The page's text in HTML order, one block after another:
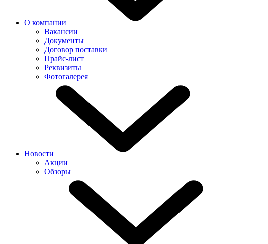
О компании
Вакансии
Документы
Договор поставки
Прайс-лист
Реквизиты
Фотогалерея
Новости
Акции
Обзоры